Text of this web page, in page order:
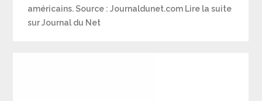
américains. Source : Journaldunet.com Lire la suite
sur Journal du Net